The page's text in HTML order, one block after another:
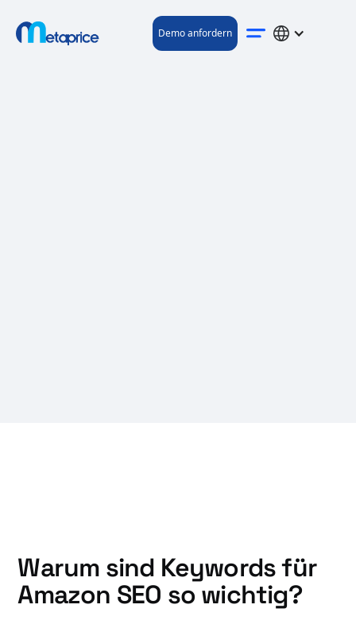
Demo anfordern
Warum sind Keywords für
Amazon SEO so wichtig?